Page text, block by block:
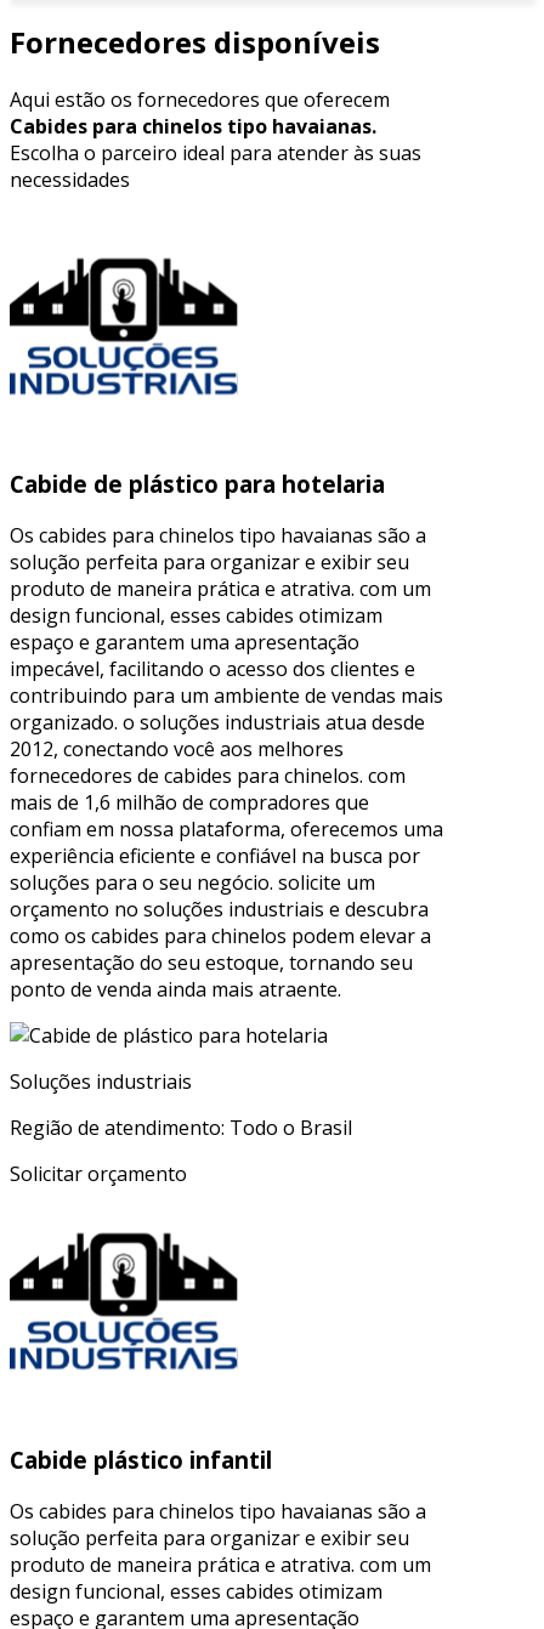
Fornecedores disponíveis
Aqui estão os fornecedores que oferecem
Cabides para chinelos tipo havaianas.
Escolha o parceiro ideal para atender às suas
necessidades
Cabide de plástico para hotelaria
Os cabides para chinelos tipo havaianas são a
solução perfeita para organizar e exibir seu
produto de maneira prática e atrativa. com um
design funcional, esses cabides otimizam
espaço e garantem uma apresentação
impecável, facilitando o acesso dos clientes e
contribuindo para um ambiente de vendas mais
organizado. o soluções industriais atua desde
2012, conectando você aos melhores
fornecedores de cabides para chinelos. com
mais de 1,6 milhão de compradores que
confiam em nossa plataforma, oferecemos uma
experiência eficiente e confiável na busca por
soluções para o seu negócio. solicite um
orçamento no soluções industriais e descubra
como os cabides para chinelos podem elevar a
apresentação do seu estoque, tornando seu
ponto de venda ainda mais atraente.
Soluções industriais
Região de atendimento: Todo o Brasil
Solicitar orçamento
Cabide plástico infantil
Os cabides para chinelos tipo havaianas são a
solução perfeita para organizar e exibir seu
produto de maneira prática e atrativa. com um
design funcional, esses cabides otimizam
espaço e garantem uma apresentação